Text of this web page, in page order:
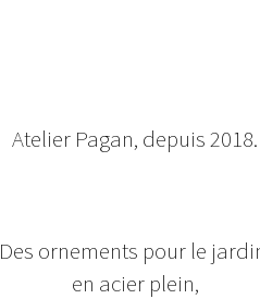
Atelier Pagan, depuis 2018.
Des ornements pour le
en acier plein,